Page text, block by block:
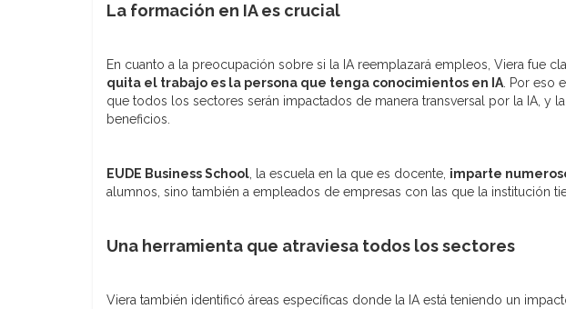
La formación en IA es crucial
En cuanto a la preocupación sobre si la IA reemplazará empleos, Viera fue
quita el trabajo es la persona que tenga conocimientos en IA . Por eso
que todos los sectores serán impactados de manera transversal por la IA, y
beneficios.
EUDE Business School , la escuela en la que es docente, imparte
alumnos, sino también a empleados de empresas con las que la institución
Una herramienta que atraviesa todos los sectores
Viera también identificó áreas específicas donde la IA está teniendo un